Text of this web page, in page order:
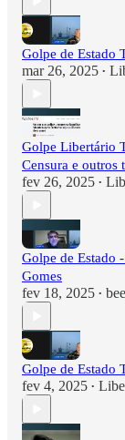
Golpe de Estado
mar 26, 2025 •
Golpe Libertário
Censura e outros
fev 26, 2025 •
Golpe de Estado
Gomes
fev 18, 2025 •
Golpe de Estado
fev 4, 2025 •